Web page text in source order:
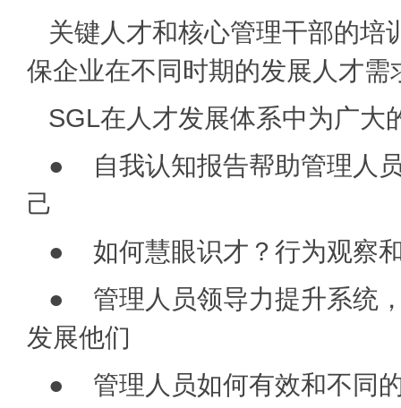
关键人才和核心管理干部的培
保企业在不同时期的发展人才
SGL在人才发展体系中为广大
● 自我认知报告帮助管理人
己
● 如何慧眼识才？行为观察
● 管理人员领导力提升系统
发展他们
● 管理人员如何有效和不同